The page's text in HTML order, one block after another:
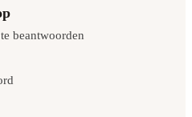
beantwoorden